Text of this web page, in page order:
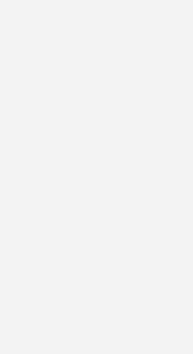
hat eine
Stellung als Produzent und
Der Markt ist durch
und die
langfristig
mit großen Portfolien
als kleinere
Dies führt zur
Konzentration. Bereits
50 Prozent der im Rahmen
der rund 70